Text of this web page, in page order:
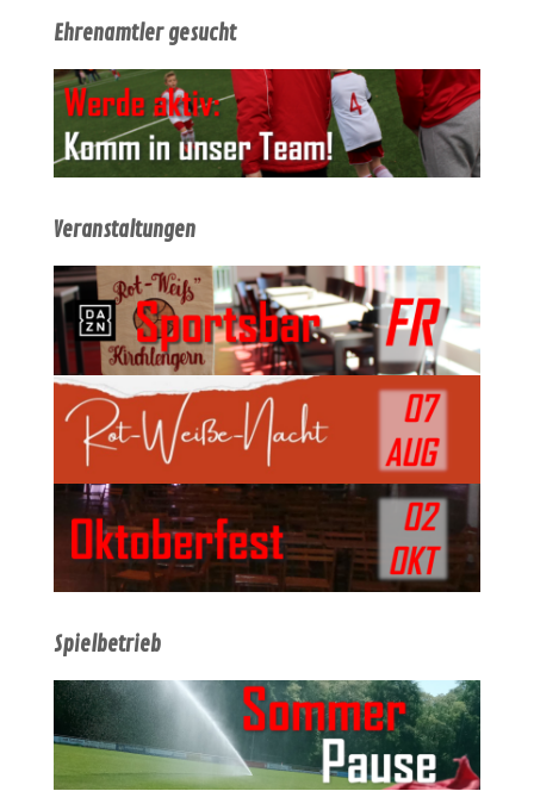
Ehrenamtler gesucht
Veranstaltungen
Spielbetrieb